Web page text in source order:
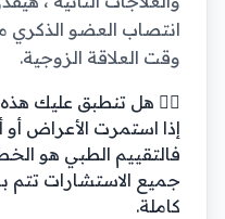
انتصاب العضو الذكري
وقت العلاقة الزوجية.
👨‍⚕️ هل تنطبق عليك هذه
إذا استمرت الأعراض
فالتقييم الطبي هو
جميع الاستشارات
كاملة.